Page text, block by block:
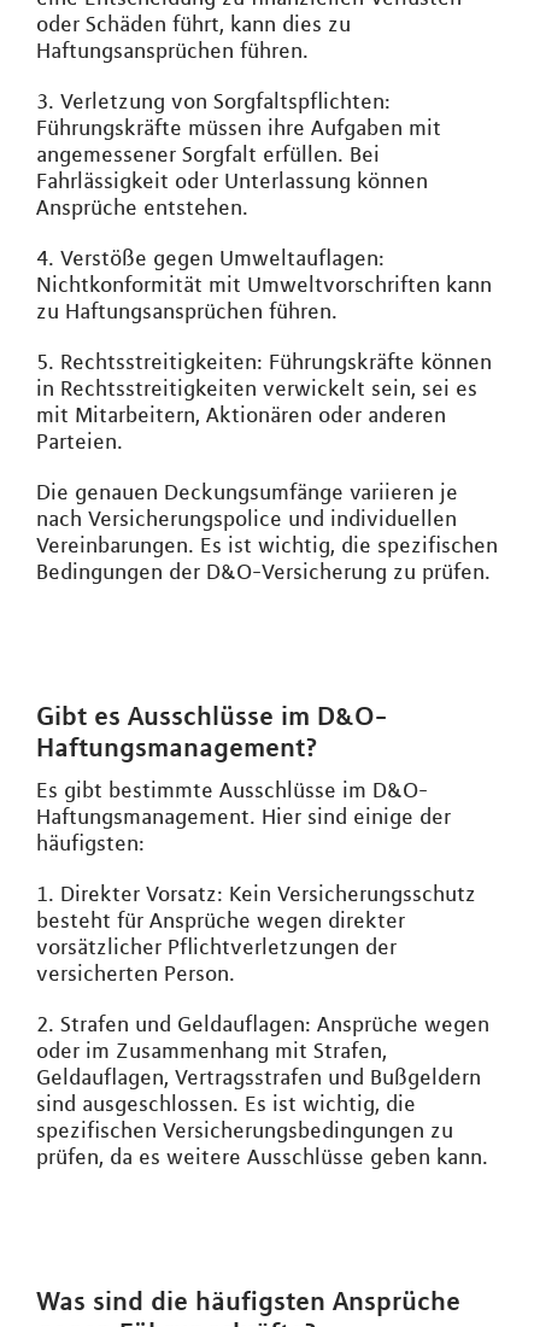
oder Schäden führt, kann dies zu
Haftungsansprüchen führen.
3. Verletzung von Sorgfaltspflichten:
Führungskräfte müssen ihre Aufgaben mit
angemessener Sorgfalt erfüllen. Bei
Fahrlässigkeit oder Unterlassung können
Ansprüche entstehen.
4. Verstöße gegen Umweltauflagen:
Nichtkonformität mit Umweltvorschriften kann
zu Haftungsansprüchen führen.
5. Rechtsstreitigkeiten: Führungskräfte können
in Rechtsstreitigkeiten verwickelt sein, sei es
mit Mitarbeitern, Aktionären oder anderen
Parteien.
Die genauen Deckungsumfänge variieren je
nach Versicherungspolice und individuellen
Vereinbarungen. Es ist wichtig, die spezifischen
Bedingungen der D&O-Versicherung zu prüfen.
Gibt es Ausschlüsse im D&O-
Haftungsmanagement?
Es gibt bestimmte Ausschlüsse im D&O-
Haftungsmanagement. Hier sind einige der
häufigsten:
1. Direkter Vorsatz: Kein Versicherungsschutz
besteht für Ansprüche wegen direkter
vorsätzlicher Pflichtverletzungen der
versicherten Person.
2. Strafen und Geldauflagen: Ansprüche wegen
oder im Zusammenhang mit Strafen,
Geldauflagen, Vertragsstrafen und Bußgeldern
sind ausgeschlossen. Es ist wichtig, die
spezifischen Versicherungsbedingungen zu
prüfen, da es weitere Ausschlüsse geben kann.
Was sind die häufigsten Ansprüche